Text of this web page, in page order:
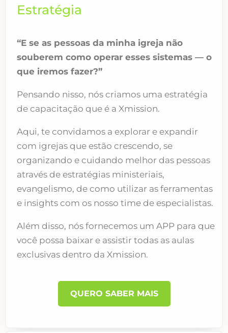
Estratégia
“E se as pessoas da minha igreja não
souberem como operar esses sistemas — o
que iremos fazer?”
Pensando nisso, nós criamos uma estratégia
de capacitação que é a Xmission.
Aqui, te convidamos a explorar e expandir
com igrejas que estão crescendo, se
organizando e cuidando melhor das pessoas
através de estratégias ministeriais,
evangelismo, de como utilizar as ferramentas
e insights com os nosso time de especialistas.
Além disso, nós fornecemos um APP para que
você possa baixar e assistir todas as aulas
exclusivas dentro da Xmission.
QUERO SABER MAIS